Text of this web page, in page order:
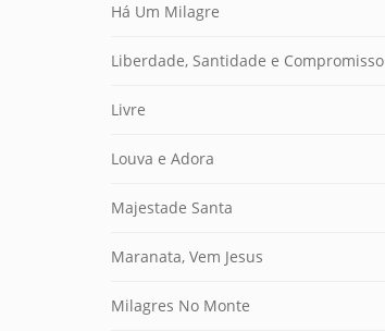
Há Um Milagre
Liberdade, Santidade e Compromisso
Livre
Louva e Adora
Majestade Santa
Maranata, Vem Jesus
Milagres No Monte